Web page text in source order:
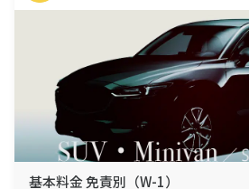
基本料金 免責別（W-1）